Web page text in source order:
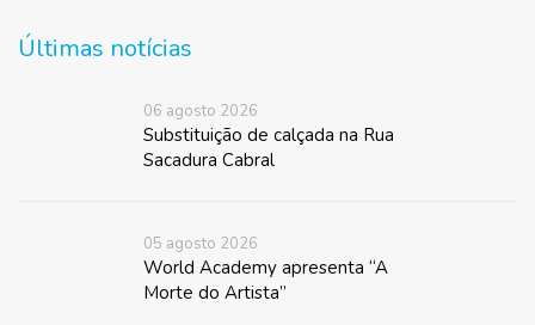
Últimas notícias
06 agosto 2026
Substituição de calçada na Rua
Sacadura Cabral
05 agosto 2026
World Academy apresenta “A
Morte do Artista”